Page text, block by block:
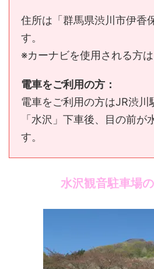
住所は「群馬県渋川市伊香
す。
※カーナビを使用される方は
電車をご利用の方：
電車をご利用の方はJR渋川
「水沢」下車後、目の前が
す。
水沢観音駐車場